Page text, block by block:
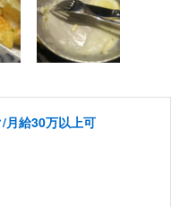
月給30万以上可